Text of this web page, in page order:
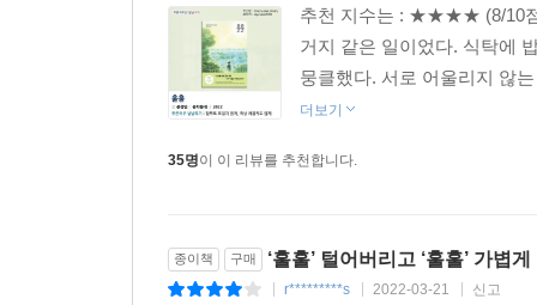
추천 지수는 : ★★★★ (8/10점
거지 같은 일이었다. 식탁에
뭉클했다. 서로 어울리지 않
더보기
35명이 이 리뷰를 추천합니다.
종이책 구매 ‘훌훌’ 털어버리고 ‘훌훌’ 가볍게
r*********s 2022-03-21 신고